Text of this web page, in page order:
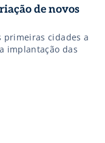
de novos
primeiras cidades a
implantação das